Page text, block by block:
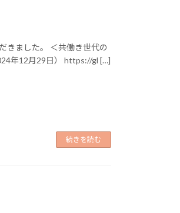
きました。 ＜共働き世代の
年12月29日） https://gl […]
続きを読む